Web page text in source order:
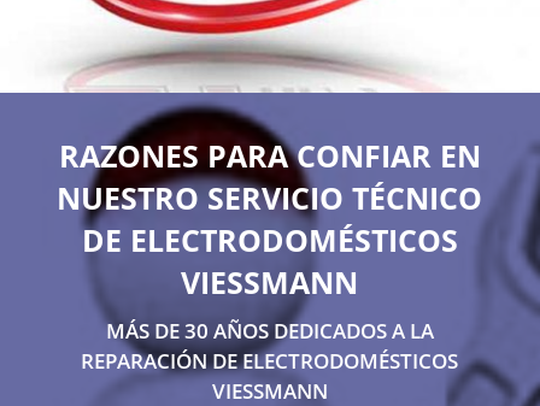
RAZONES PARA CONFIAR EN
NUESTRO SERVICIO TÉCNICO
DE ELECTRODOMÉSTICOS
VIESSMANN
MÁS DE 30 AÑOS DEDICADOS A LA
REPARACIÓN DE ELECTRODOMÉSTICOS
VIESSMANN